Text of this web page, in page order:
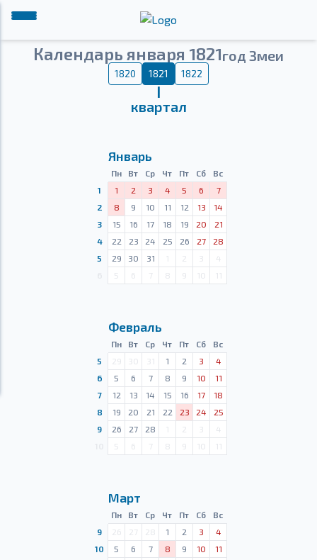
Календарь января 1821год Змеи
1820 1821 1822
Ⅰ
квартал
Январь
Пн Вт Ср Чт Пт Сб
Вс
1
1 2 3 4 5 6
7
2
8 9 10 11 12 13
14
3
15 16 17 18 19 20
21
4
22 23 24 25 26 27
28
5
29 30 31 1 2 3
4
5 6 7 8 9 10 11
Февраль
Пн Вт Ср Чт Пт Сб
Вс
5
29 30 31 1 2 3
4
6
5 6 7 8 9 10
11
7
12 13 14 15 16 17
18
8
19 20 21 22 23 24
25
9
26 27 28 1 2 3
4
5 6 7 8 9 10 11
Март
Пн Вт Ср Чт Пт Сб
Вс
9
26 27 28 1 2 3
4
10
5 6 7 8 9 10
11